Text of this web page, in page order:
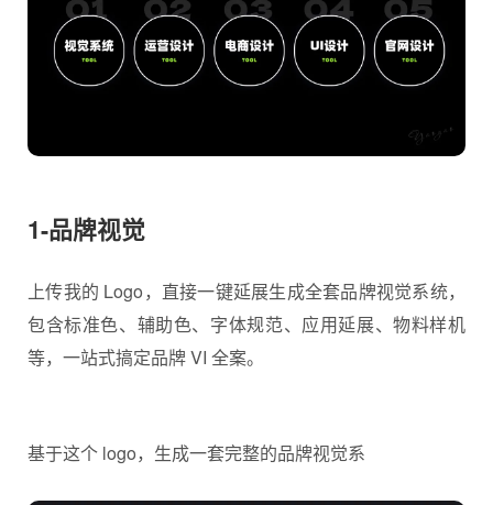
1-品牌视觉
上传我的 Logo，直接一键延展生成全套品牌视觉系统，
包含标准色、辅助色、字体规范、应用延展、物料样机
等，一站式搞定品牌 VI 全案。
基于这个 logo，生成一套完整的品牌视觉系